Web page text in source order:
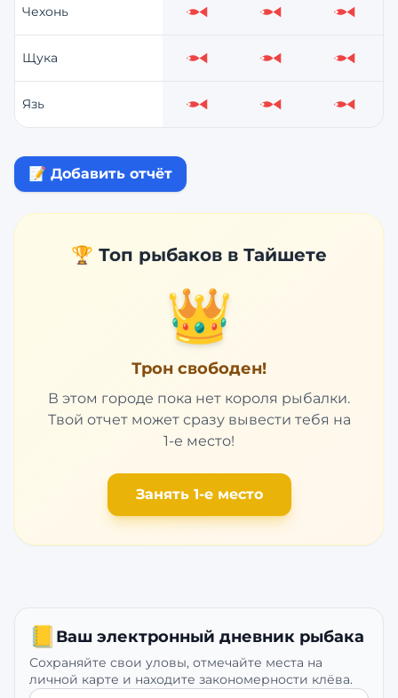
Чехонь Слабо Слабо Слабо
Щука Слабо Слабо Слабо
Язь Слабо Слабо Слабо
📝 Добавить отчёт
🏆 Топ рыбаков в Тайшете
👑
Трон свободен!
В этом городе пока нет короля рыбалки.
Твой отчет может сразу вывести тебя на
1-е место!
Занять 1-е место
📒 Ваш электронный дневник рыбака
Сохраняйте свои уловы, отмечайте места на
личной карте и находите закономерности клёва.